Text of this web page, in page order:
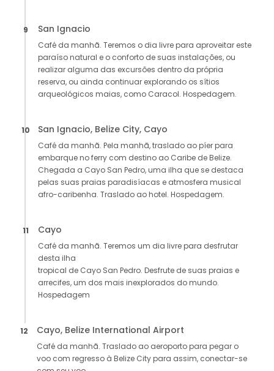
9 San Ignacio
Café da manhã. Teremos o dia livre para aproveitar este
paraíso natural e o conforto de suas instalações, ou
realizar alguma das excursões dentro da própria
reserva, ou ainda continuar explorando os sítios
arqueológicos maias, como Caracol. Hospedagem.
10 San Ignacio, Belize City, Cayo
Café da manhã. Pela manhã, traslado ao píer para
embarque no ferry com destino ao Caribe de Belize.
Chegada a Cayo San Pedro, uma ilha que se destaca
pelas suas praias paradisíacas e atmosfera musical
afro-caribenha. Traslado ao hotel. Hospedagem.
11 Cayo
Café da manhã. Teremos um dia livre para desfrutar
desta ilha
tropical de Cayo San Pedro. Desfrute de suas praias e
arrecifes, um dos mais inexplorados do mundo.
Hospedagem
12 Cayo, Belize International Airport
Café da manhã. Traslado ao aeroporto para pegar o
voo com regresso à Belize City para assim, conectar-se